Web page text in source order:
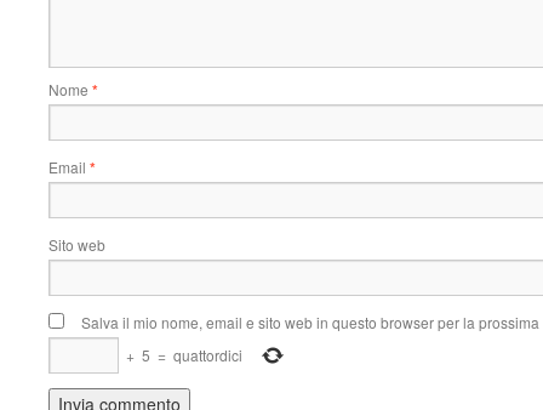
Nome *
Email *
Sito web
Salva il mio nome, email e sito web in questo browser per la
+ 5 = quattordici